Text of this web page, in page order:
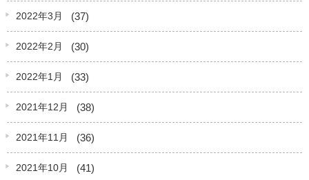
2022年3月 (37)
2022年2月 (30)
2022年1月 (33)
2021年12月 (38)
2021年11月 (36)
2021年10月 (41)